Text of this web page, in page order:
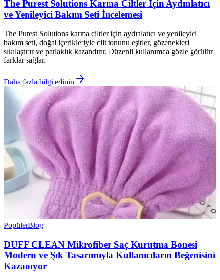
The Purest Solutions Karma Ciltler İçin Aydınlatıcı
ve Yenileyici Bakım Seti İncelemesi
The Purest Solutions karma ciltler için aydınlatıcı ve yenileyici
bakım seti, doğal içerikleriyle cilt tonunu eşitler, gözenekleri
sıkılaştırır ve parlaklık kazandırır. Düzenli kullanımda gözle görülür
farklar sağlar.
Daha fazla bilgi edinin
PopülerBlog
DUFF CLEAN Mikrofiber Saç Kurutma Bonesi
Modern ve Şık Tasarımıyla Kullanıcıların Beğenisini
Kazanıyor